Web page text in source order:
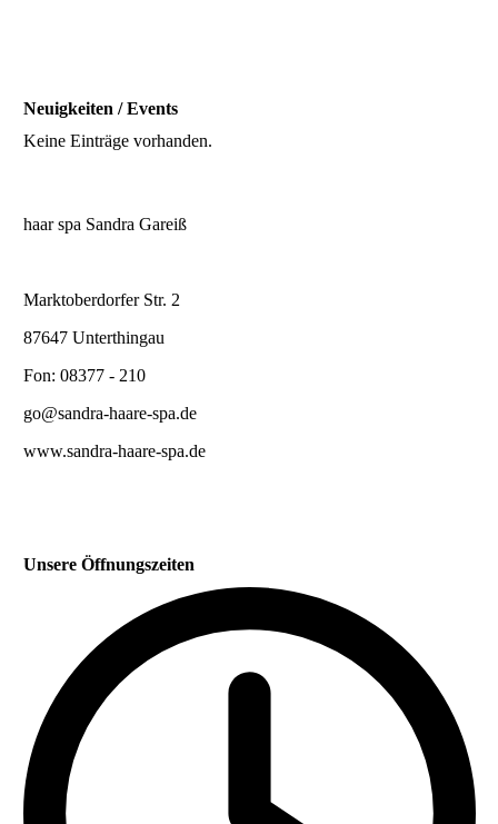
Neuigkeiten / Events
Keine Einträge vorhanden.
haar spa Sandra Gareiß
Marktoberdorfer Str. 2
87647 Unterthingau
Fon: 08377 - 210
go@sandra-haare-spa.de
www.sandra-haare-spa.de
Unsere Öffnungszeiten